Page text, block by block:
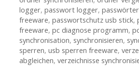
logger, passwort logger,
freeware, passwortschutz usb stick,
freeware, pc diagnose programm,
synchronisation, synchronisieren,
sperren, usb sperren freeware,
abgleichen, verzeichnisse